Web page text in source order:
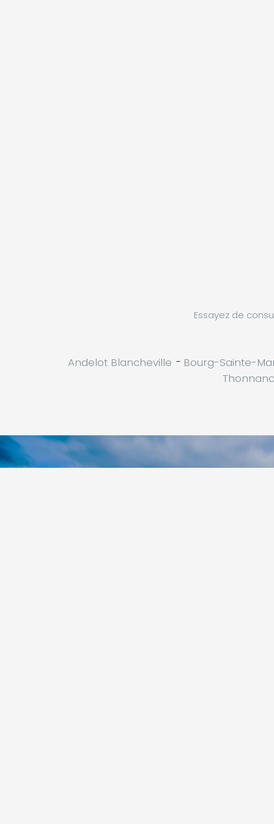
Essayez de
Andelot Blancheville - Bourg-Sainte-